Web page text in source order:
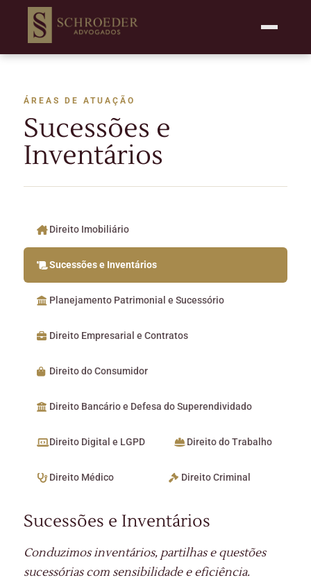
ÁREAS DE ATUAÇÃO
Sucessões e
Inventários
Direito Imobiliário
Sucessões e Inventários
Planejamento Patrimonial e Sucessório
Direito Empresarial e Contratos
Direito do Consumidor
Direito Bancário e Defesa do Superendividado
Direito Digital e LGPD Direito do Trabalho
Direito Médico Direito Criminal
Sucessões e Inventários
Conduzimos inventários, partilhas e questões
sucessórias com sensibilidade e eficiência.